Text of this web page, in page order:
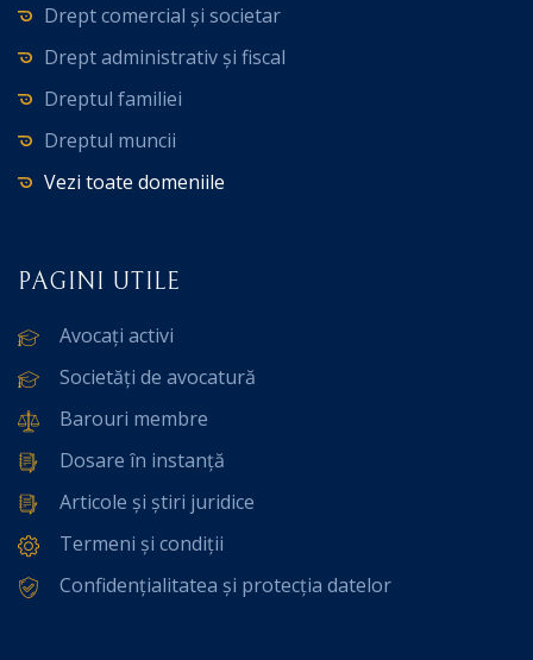
Drept comercial și societar
Drept administrativ și fiscal
Dreptul familiei
Dreptul muncii
Vezi toate domeniile
PAGINI UTILE
Avocați activi
Societăți de avocatură
Barouri membre
Dosare în instanță
Articole și știri juridice
Termeni și condiții
Confidențialitatea și protecția datelor